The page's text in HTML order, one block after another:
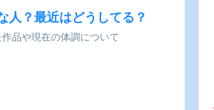
？最近はどうしてる？
品や現在の体調について